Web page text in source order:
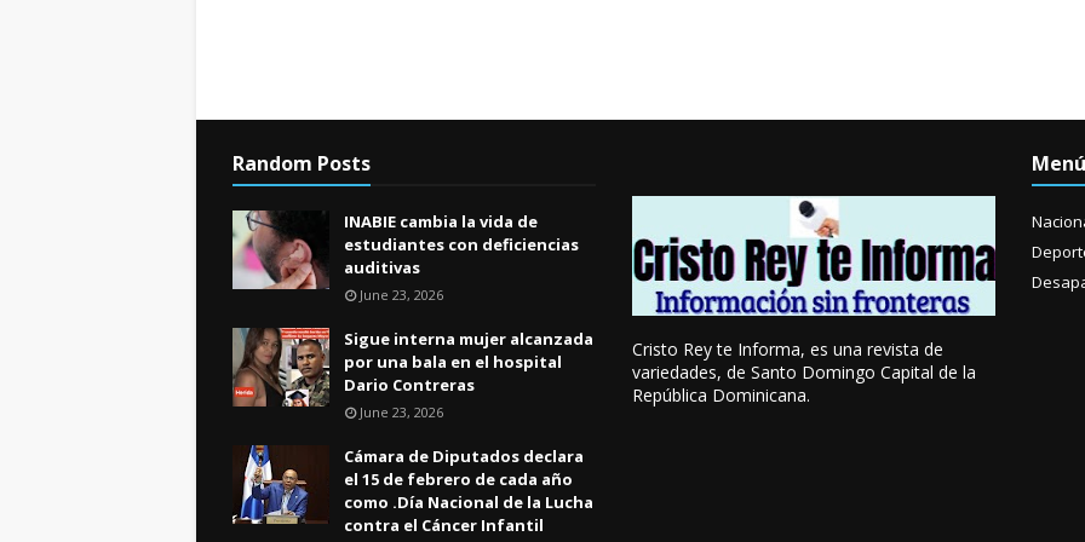
Random Posts
INABIE cambia la vida de
estudiantes con deficiencias
auditivas
June 23, 2026
Sigue interna mujer alcanzada
por una bala en el hospital
Dario Contreras
June 23, 2026
Cámara de Diputados declara
el 15 de febrero de cada año
como .Día Nacional de la Lucha
contra el Cáncer Infantil
Cristo Rey te Informa, es una revista de
variedades, de Santo Domingo Capital de la
República Dominicana.
Menú